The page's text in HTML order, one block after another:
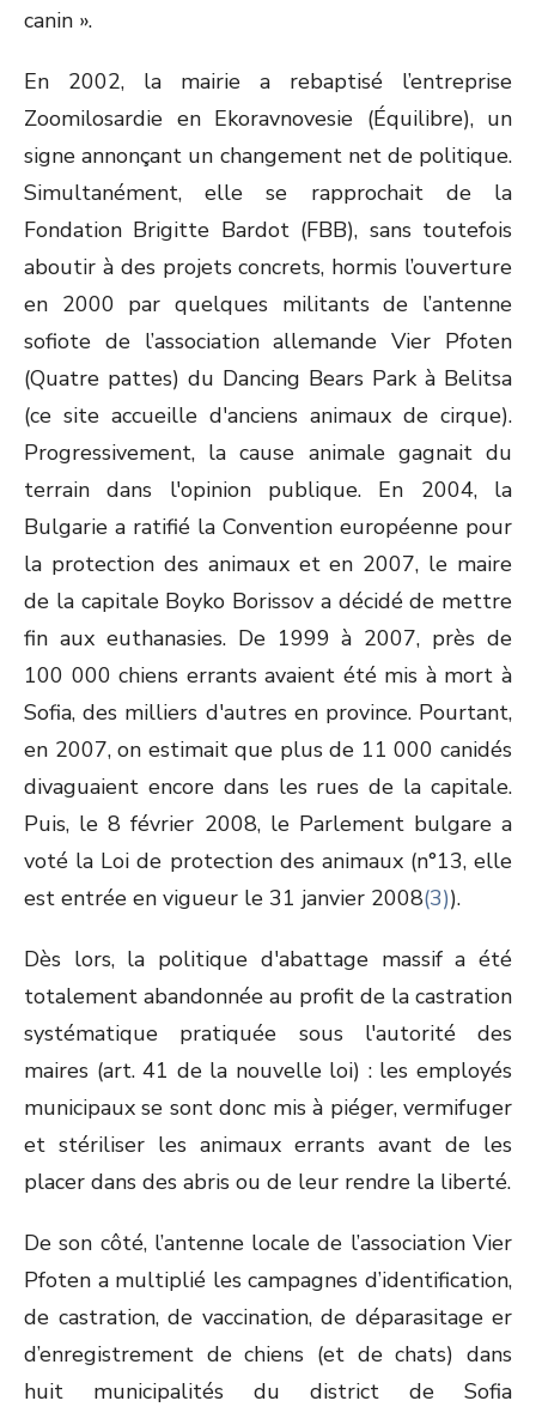
canin ».
En 2002, la mairie a rebaptisé l’entreprise
Zoomilosardie en Ekoravnovesie (Équilibre), un
signe annonçant un changement net de politique.
Simultanément, elle se rapprochait de la
Fondation Brigitte Bardot (FBB), sans toutefois
aboutir à des projets concrets, hormis l’ouverture
en 2000 par quelques militants de l’antenne
sofiote de l’association allemande Vier Pfoten
(Quatre pattes) du Dancing Bears Park à Belitsa
(ce site accueille d'anciens animaux de cirque).
Progressivement, la cause animale gagnait du
terrain dans l'opinion publique. En 2004, la
Bulgarie a ratifié la Convention européenne pour
la protection des animaux et en 2007, le maire
de la capitale Boyko Borissov a décidé de mettre
fin aux euthanasies. De 1999 à 2007, près de
100 000 chiens errants avaient été mis à mort à
Sofia, des milliers d'autres en province. Pourtant,
en 2007, on estimait que plus de 11 000 canidés
divaguaient encore dans les rues de la capitale.
Puis, le 8 février 2008, le Parlement bulgare a
voté la Loi de protection des animaux (n°13, elle
est entrée en vigueur le 31 janvier 2008(3)).
Dès lors, la politique d'abattage massif a été
totalement abandonnée au profit de la castration
systématique pratiquée sous l'autorité des
maires (art. 41 de la nouvelle loi) : les employés
municipaux se sont donc mis à piéger, vermifuger
et stériliser les animaux errants avant de les
placer dans des abris ou de leur rendre la liberté.
De son côté, l’antenne locale de l’association Vier
Pfoten a multiplié les campagnes d’identification,
de castration, de vaccination, de déparasitage er
d’enregistrement de chiens (et de chats) dans
huit municipalités du district de Sofia